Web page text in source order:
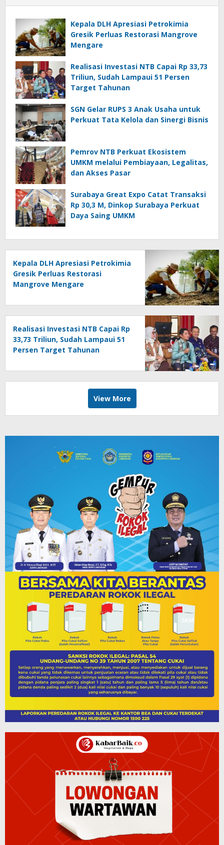
Kepala DLH Apresiasi Petrokimia
Gresik Perluas Restorasi Mangrove
Mengare
Realisasi Investasi NTB Capai Rp 33,73
Triliun, Sudah Lampaui 51 Persen
Target Tahunan
SGN Gelar RUPS 3 Anak Usaha untuk
Perkuat Tata Kelola dan Sinergi Bisnis
Pemrov NTB Perkuat Ekosistem
UMKM melalui Pembiayaan, Legalitas,
dan Akses Pasar
Surabaya Great Expo Catat Transaksi
Rp 30,3 M, Dinkop Surabaya Perkuat
Daya Saing UMKM
Kepala DLH Apresiasi Petrokimia
Gresik Perluas Restorasi
Mangrove Mengare
Realisasi Investasi NTB Capai Rp
33,73 Triliun, Sudah Lampaui 51
Persen Target Tahunan
View More